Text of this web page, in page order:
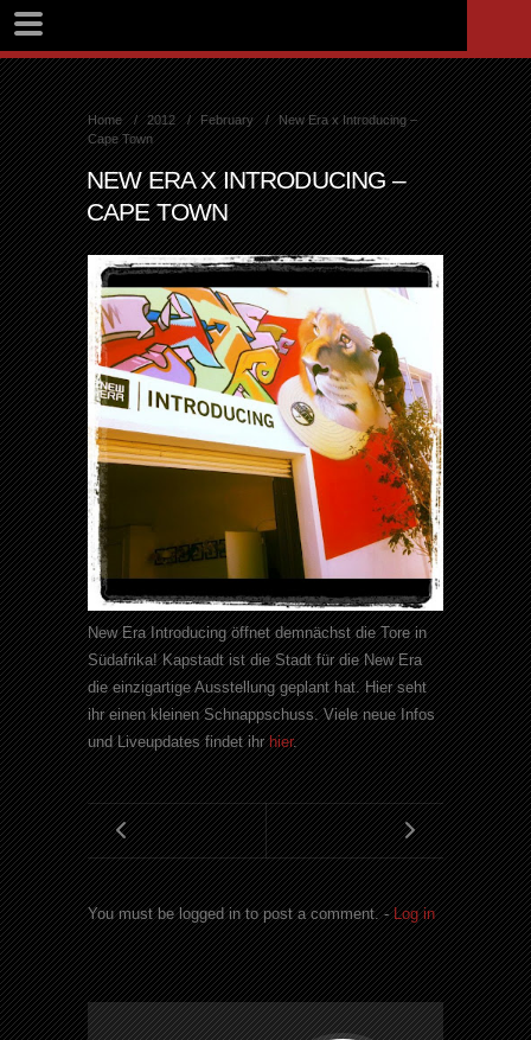
Home 2012 February
New Era x Introducing –
Cape Town
NEW ERA X INTRODUCING –
CAPE TOWN
New Era Introducingöffnet demnächst die Tore in
Südafrika! Kapstadt ist die Stadt für dieNew Era
die einzigartige Ausstellung geplant hat. Hier seht
ihr einen kleinen Schnappschuss. Viele neue Infos
und Liveupdates findet ihrhier.
You must be logged in to post a comment. -Log in